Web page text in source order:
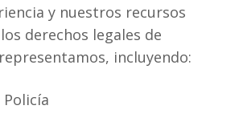
y nuestros recursos
derechos legales de
incluyendo: